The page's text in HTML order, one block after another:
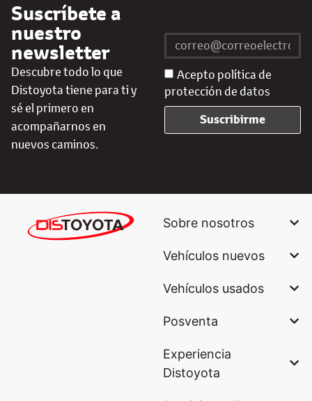
Suscríbete a
nuestro
newsletter
Descubre todo lo que
Distoyota tiene para ti y
sé el primero en
acompañarnos en
nuevos caminos.
Acepto política de
protección de datos
Suscribirme
Sobre nosotros
Vehículos nuevos
Vehículos usados
Posventa
Experiencia
Distoyota